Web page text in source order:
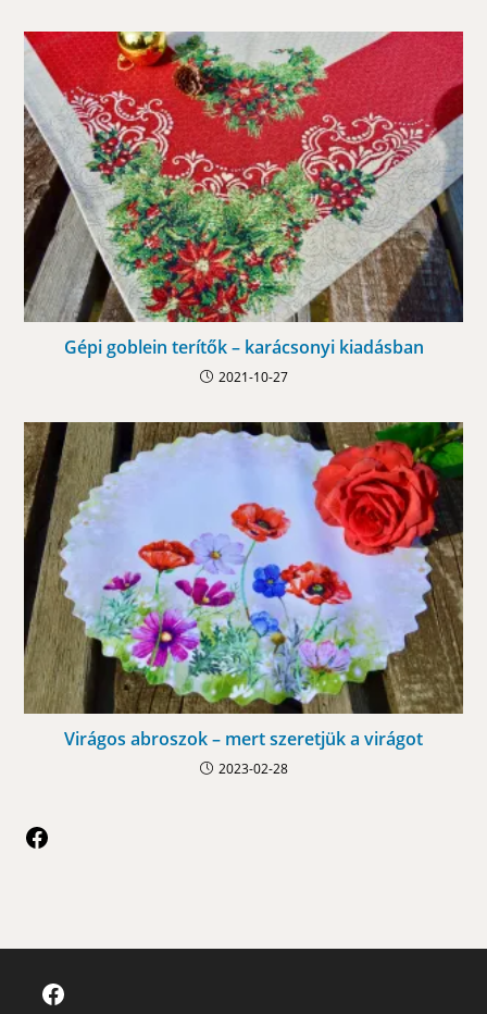
Gépi goblein terítők – karácsonyi kiadásban
2021-10-27
Virágos abroszok – mert szeretjük a virágot
2023-02-28
Facebook
Facebook